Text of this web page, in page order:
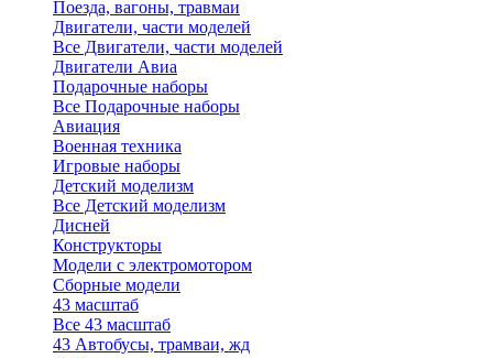
Поезда, вагоны, травмаи
Двигатели, части моделей
Все Двигатели, части моделей
Двигатели Авиа
Подарочные наборы
Все Подарочные наборы
Авиация
Военная техника
Игровые наборы
Детский моделизм
Все Детский моделизм
Дисней
Конструкторы
Модели с электромотором
Сборные модели
43 масштаб
Все 43 масштаб
43 Автобусы, трамваи, жд